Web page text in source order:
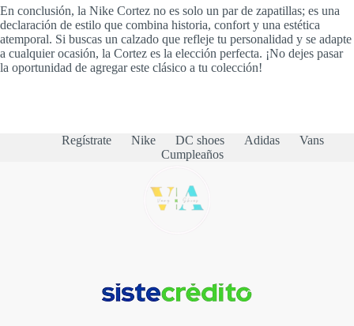
En conclusión, la Nike Cortez no es solo un par de zapatillas; es una
declaración de estilo que combina historia, confort y una estética
atemporal. Si buscas un calzado que refleje tu personalidad y se adapte
a cualquier ocasión, la Cortez es la elección perfecta. ¡No dejes pasar
la oportunidad de agregar este clásico a tu colección!
Regístrate Nike DC shoes Adidas
Vans
Cumpleaños